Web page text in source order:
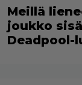
Meillä
joukko
Deadpool-